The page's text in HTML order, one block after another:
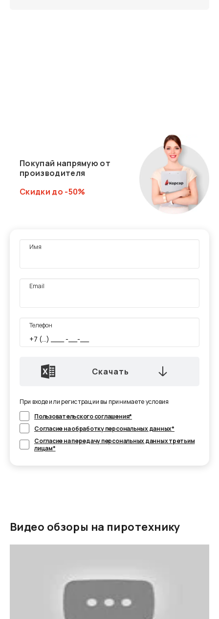
Имя
Email
Телефон
Скачать
При входе или регистрации вы принимаете условия
Пользовательского соглашения*
Согласие на обработку персональных данных*
Согласие на передачу персональных данных третьим
лицам*
Покупай напрямую от
производителя
Скидки до -50%
Видео обзоры на пиротехнику